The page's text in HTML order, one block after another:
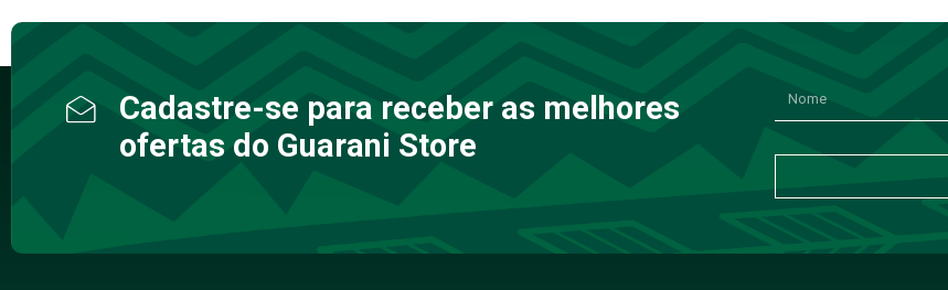
Cadastre-se para receber as melhores
ofertas do Guarani Store